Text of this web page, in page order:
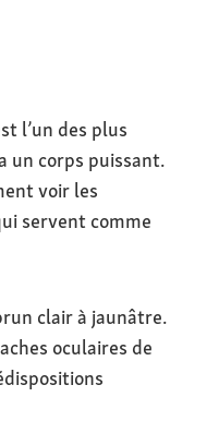
l’un des plus
un corps puissant.
voir les
servent comme
clair à jaunâtre.
oculaires de